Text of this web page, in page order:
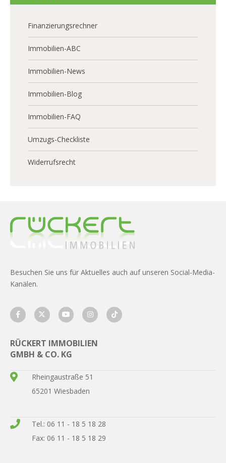
Finanzierungsrechner
Immobilien-ABC
Immobilien-News
Immobilien-Blog
Immobilien-FAQ
Umzugs-Checkliste
Widerrufsrecht
Besuchen Sie uns für Aktuelles auch auf unseren Social-Media-
Kanälen.
RÜCKERT IMMOBILIEN
GMBH & CO. KG
Rheingaustraße 51
65201 Wiesbaden
Tel.: 06 11 - 18 5 18 28
Fax: 06 11 - 18 5 18 29